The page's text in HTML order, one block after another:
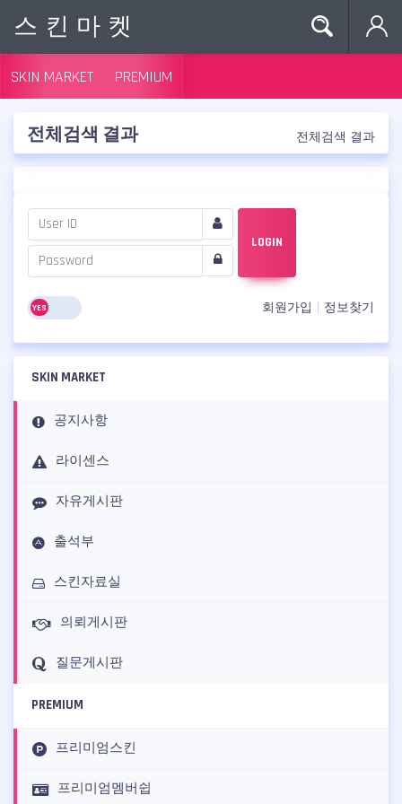
스킨마켓
SKIN MARKET PREMIUM
전체검색 결과 전체검색 결과
LOGIN
회원가입 정보찾기
SKIN MARKET
공지사항
라이센스
자유게시판
출석부
스킨자료실
의뢰게시판
질문게시판
PREMIUM
프리미엄스킨
프리미엄멤버쉽